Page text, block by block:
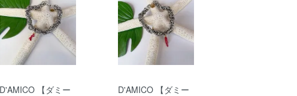
D'AMICO 【ダミー
D'AMICO 【ダミー